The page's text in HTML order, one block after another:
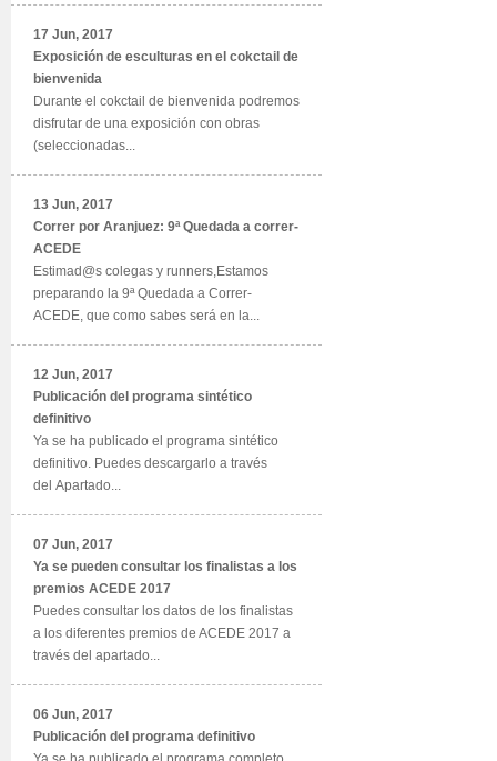
17 Jun, 2017
Exposición de esculturas en el cokctail de
bienvenida
Durante el cokctail de bienvenida podremos
disfrutar de una exposición con obras
(seleccionadas...
13 Jun, 2017
Correr por Aranjuez: 9ª Quedada a correr-
ACEDE
Estimad@s colegas y runners,Estamos
preparando la 9ª Quedada a Correr-
ACEDE, que como sabes será en la...
12 Jun, 2017
Publicación del programa sintético
definitivo
Ya se ha publicado el programa sintético
definitivo. Puedes descargarlo a través
del Apartado...
07 Jun, 2017
Ya se pueden consultar los finalistas a los
premios ACEDE 2017
Puedes consultar los datos de los finalistas
a los diferentes premios de ACEDE 2017 a
través del apartado...
06 Jun, 2017
Publicación del programa definitivo